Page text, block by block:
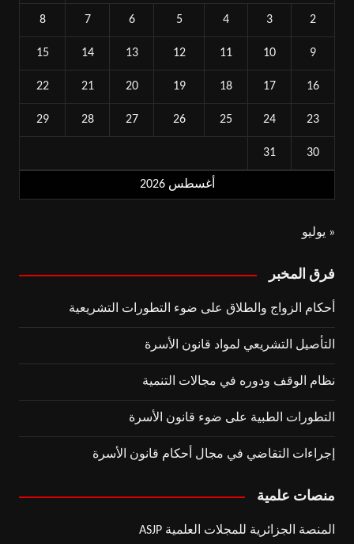
أغسطس 2026
2
3
4
5
6
7
8
9
10
11
12
13
14
15
16
17
18
19
20
21
22
23
24
25
26
27
28
29
30
31
« يوليو
فرق المخبر
أحكام الزواج والطلاق على ضوء التطورات التشريعية
التأصيل التشريعي لمواد قانون الأسرة
نظام الوقف ودوره في مجالات التنمية
التطورات الطبية على ضوء قانون الأسرة
إجراءات التقاضي في مجال أحكام قانون الأسرة
منصات علمية
المنصة الجزائرية للمجلات العلمية ASJP